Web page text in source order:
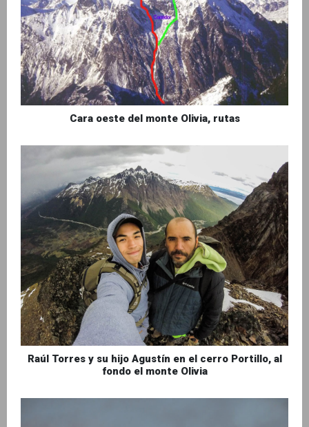
Cara oeste del monte Olivia, rutas
Raúl Torres y su hijo Agustín en el cerro Portillo, al
fondo el monte Olivia